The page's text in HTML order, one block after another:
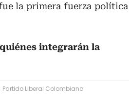
la primera fuerza política
quiénes integrarán la
Partido Liberal Colombiano